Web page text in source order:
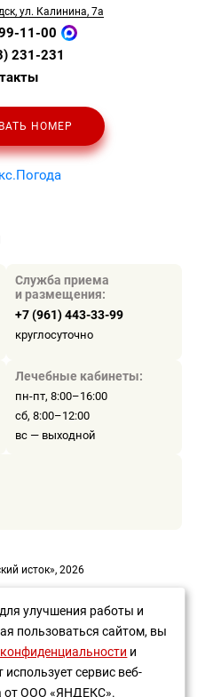
ул. Калинина, 7а
11-00
231-231
НОМЕР
Служба приема
и размещения:
+7 (961) 443-33-99
круглосуточно
Лечебные кабинеты:
пн-пт, 8:00–16:00
сб, 8:00–12:00
вс — выходной
исток», 2026
—WEBELEMENT
улучшения работы и
пользоваться сайтом, вы
и
использует сервис веб-
от ООО «ЯНДЕКС».